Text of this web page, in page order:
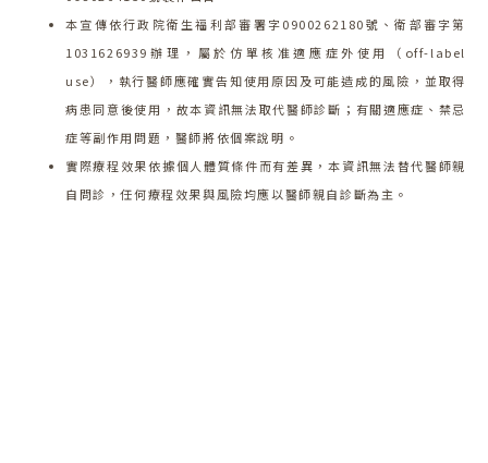
本宣傳依行政院衛生福利部審署字0900262180號、衛部審字第
1031626939辦理，屬於仿單核准適應症外使用（off-label
use），執行醫師應確實告知使用原因及可能造成的風險，並取得
病患同意後使用，故本資訊無法取代醫師診斷；有關適應症、禁忌
症等副作用問題，醫師將依個案說明。
實際療程效果依據個人體質條件而有差異，本資訊無法替代醫師親
自問診，任何療程效果與風險均應以醫師親自診斷為主。